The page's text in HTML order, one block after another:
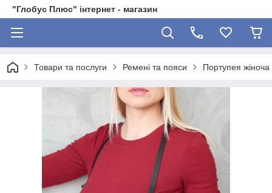
"Глобус Плюс" інтернет - магазин
Товари та послуги Ремені та пояси Портупея жіноча